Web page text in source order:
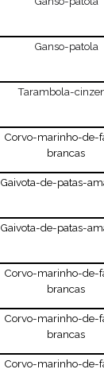
Ganso-patola
Tarambola-
Corvo-marinho-de-
brancas
Gaivota-de-patas-
Gaivota-de-patas-
Corvo-marinho-de-
brancas
Corvo-marinho-de-
brancas
Corvo-marinho-de-